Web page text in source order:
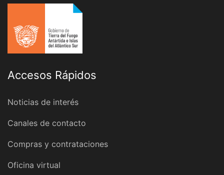
Accesos Rápidos
Noticias de interés
Canales de contacto
Compras y contrataciones
Oficina virtual